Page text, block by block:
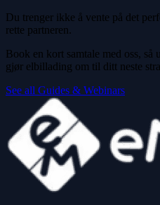
Du trenger ikke å vente på det
rette partneren.
Book en kort samtale med oss,
gjør elbillading om til ditt neste
See all Guides & Webinars